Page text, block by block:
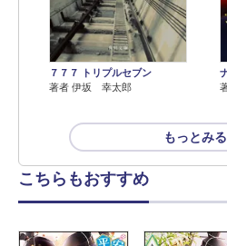
７７７ トリプルセブン
著者 伊坂 幸太郎
もっとみる
こちらもおすすめ